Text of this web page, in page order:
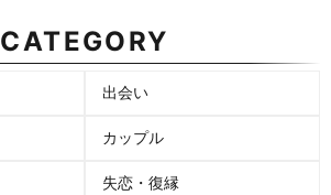
CATEGORY
出会い
カップル
失恋・復縁